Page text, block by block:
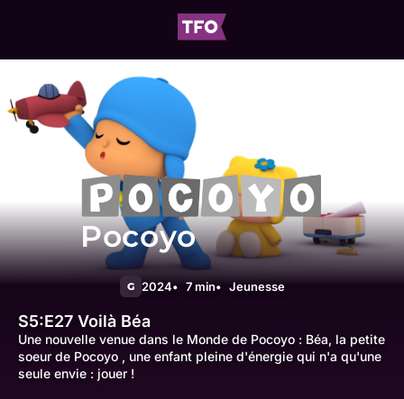
Pocoyo
G 2024 7 min Jeunesse
S5:E27 Voilà Béa
Une nouvelle venue dans le Monde de Pocoyo : Béa, la petite
soeur de Pocoyo , une enfant pleine d'énergie qui n'a qu'une
seule envie : jouer !